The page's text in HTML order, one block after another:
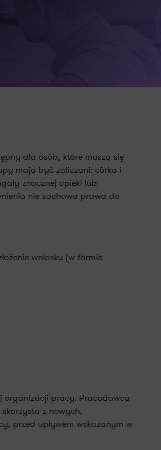
dla osób, które muszą się
mają być zaliczani: córka i
znacznej opieki lub
nie zachowa prawa do
wniosku (w formie
organizacji pracy. Pracodawca
z nowych,
przed upływem wskazanym w